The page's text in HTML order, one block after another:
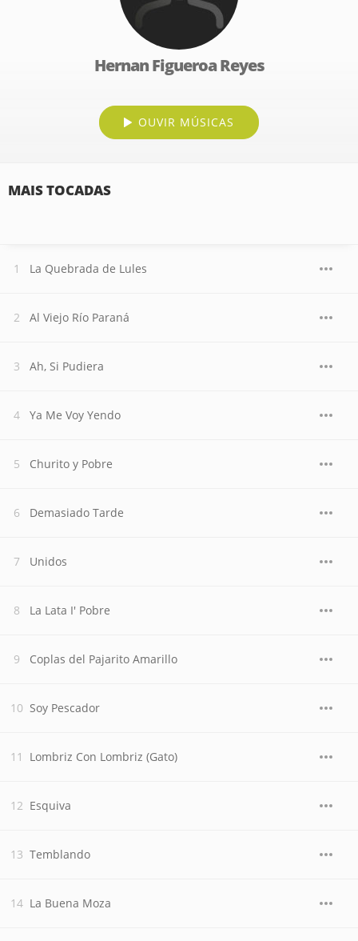
Hernan Figueroa Reyes
OUVIR MÚSICAS
MAIS TOCADAS
La Quebrada de Lules
Al Viejo Río Paraná
Ah, Si Pudiera
Ya Me Voy Yendo
Churito y Pobre
Demasiado Tarde
Unidos
La Lata I' Pobre
Coplas del Pajarito Amarillo
Soy Pescador
Lombriz Con Lombriz (Gato)
Esquiva
Temblando
La Buena Moza